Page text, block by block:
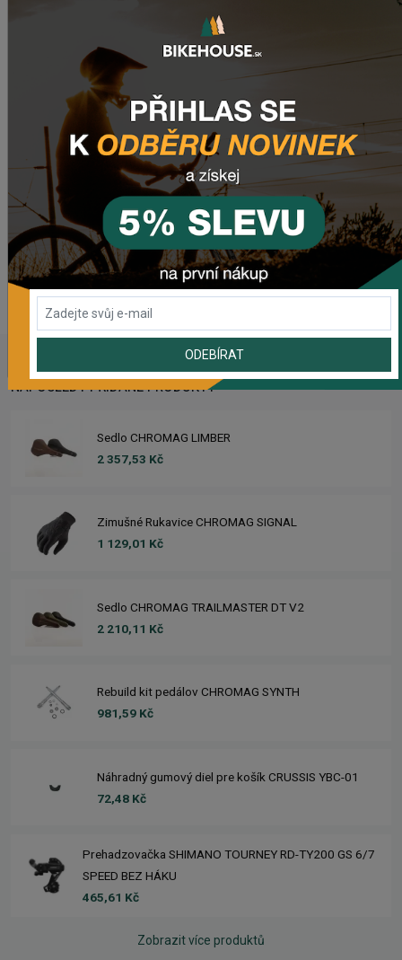
: Maxxis Rekon XS-S: 29x2.4" Wire Bead 60TPI
: Recon EL50 Axa BlueLine Steady E6 rear
: Rack-It MIK
Potřebujete poradit s výběrem?Tak potom určitě
navštivte naši sekciJak vybrat kolo.
Nenašli jste tam odpověď na Váš dotaz?
Zanechte námemail, zprávu naFacebookunebo
využijte náš
chat(zelené tlačítko vpravo dole).
WEBOVÁ STRÁNKA VÝROBCE
www.liv-cycling.com
NAPOSLEDY PŘIDANÉ PRODUKTY
Sedlo CHROMAG LIMBER
2 357,53 Kč
Zimušné Rukavice CHROMAG SIGNAL
1 129,01 Kč
Sedlo CHROMAG TRAILMASTER DT V2
2 210,11 Kč
Rebuild kit pedálov CHROMAG SYNTH
981,59 Kč
Náhradný gumový diel pre košík CRUSSIS YBC-01
72,48 Kč
Prehadzovačka SHIMANO TOURNEY RD-TY200 GS 6/7
SPEED BEZ HÁKU
465,61 Kč
Zobrazit více produktů
ODEBÍRAT